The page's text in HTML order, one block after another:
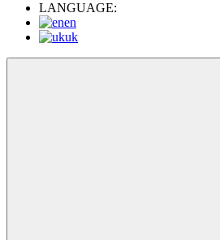
LANGUAGE:
en
uk